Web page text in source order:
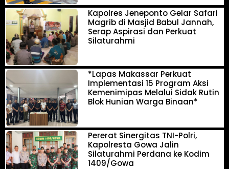
Kapolres Jeneponto Gelar Safari
Magrib di Masjid Babul Jannah,
Serap Aspirasi dan Perkuat
Silaturahmi
*Lapas Makassar Perkuat
Implementasi 15 Program Aksi
Kemenimipas Melalui Sidak Rutin
Blok Hunian Warga Binaan*
Pererat Sinergitas TNI-Polri,
Kapolresta Gowa Jalin
Silaturahmi Perdana ke Kodim
1409/Gowa